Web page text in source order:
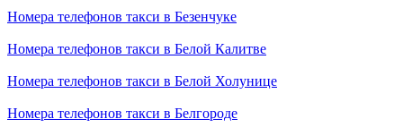
Номера телефонов такси в Безенчуке
Номера телефонов такси в Белой Калитве
Номера телефонов такси в Белой Холунице
Номера телефонов такси в Белгороде